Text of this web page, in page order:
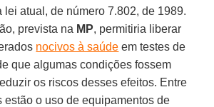
lei atual, de número 7.802, de 1989.
prevista na MP, permitiria liberar
nocivos à saúde em testes de
que algumas condições fossem
os riscos desses efeitos. Entre
estão o uso de equipamentos de